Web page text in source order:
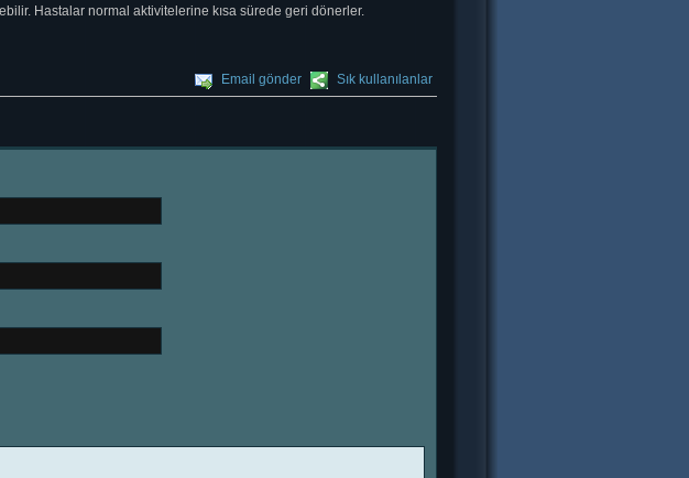
Hastalar normal aktivitelerine kısa sürede geri dönerler.
Sık kullanılanlar
Email gönder